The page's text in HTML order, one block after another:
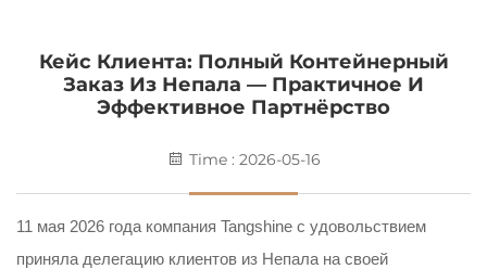
Кейс Клиента: Полный Контейнерный
Заказ Из Непала — Практичное И
Эффективное Партнёрство
Time : 2026-05-16
11 мая 2026 года компания Tangshine с удовольствием
приняла делегацию клиентов из Непала на своей